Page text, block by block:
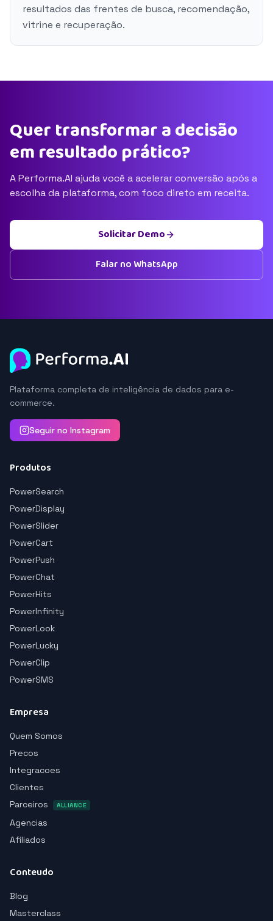
resultados das frentes de busca, recomendação,
vitrine e recuperação.
Quer transformar a decisão
em resultado prático?
A Performa.AI ajuda você a acelerar conversão após a
escolha da plataforma, com foco direto em receita.
Solicitar Demo
Falar no WhatsApp
Plataforma completa de inteligência de dados para e-
commerce.
Seguir no Instagram
Produtos
PowerSearch
PowerDisplay
PowerSlider
PowerCart
PowerPush
PowerChat
PowerHits
PowerInfinity
PowerLook
PowerLucky
PowerClip
PowerSMS
Empresa
Quem Somos
Precos
Integracoes
Clientes
Parceiros
ALLIANCE
Agencias
Afiliados
Conteudo
Blog
Masterclass